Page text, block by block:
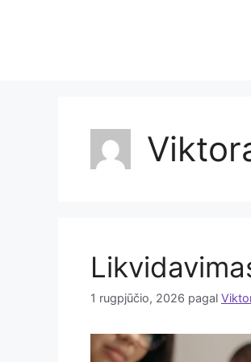
1 rugpjūčio, 2026 pagal